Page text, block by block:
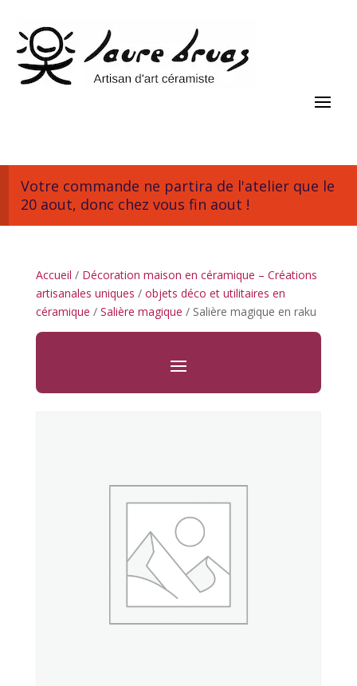
Votre commande ne partira de l'atelier que le
20 aout, donc chez vous fin aout !
Accueil / Décoration maison en céramique – Créations
artisanales uniques / objets déco et utilitaires en
céramique / Salière magique / Salière magique en raku